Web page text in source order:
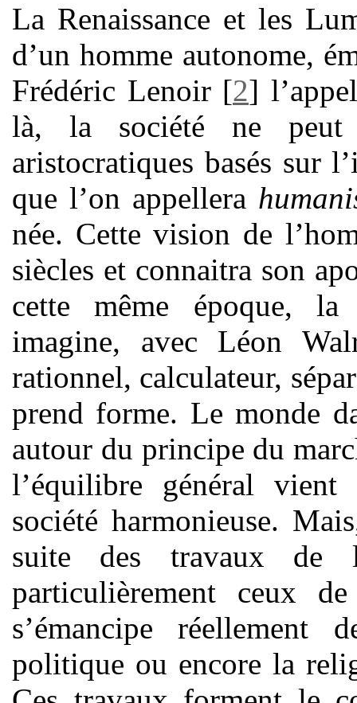
La Renaissance et les
d’un homme autonome,
Frédéric Lenoir[2]
là, la société ne peut
aristocratiques basés sur
que l’on appellera
née. Cette vision de
siècles et connaitra son
cette même époque, la
imagine, avec Léon
rationnel, calculateur,
prend forme. Le monde
autour du principe du
l’équilibre général vient
société harmonieuse.
suite des travaux de
particulièrement ceux
s’émancipe
politique ou encore la